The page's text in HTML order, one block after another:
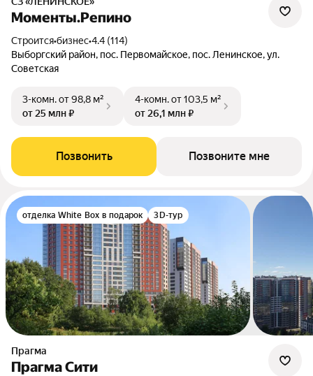
Моменты.Репино
Строится•бизнес•4.4 (114)
Выборгский район, пос. Первомайское, пос. Ленинское, ул.
Советская
3-комн.от 98,8 м²
от 25 млн ₽
4-комн.от 103,5 м²
от 26,1 млн ₽
Позвонить Позвоните мне
отделка White Box в подарок 3D-тур
Прагма
Прагма Сити